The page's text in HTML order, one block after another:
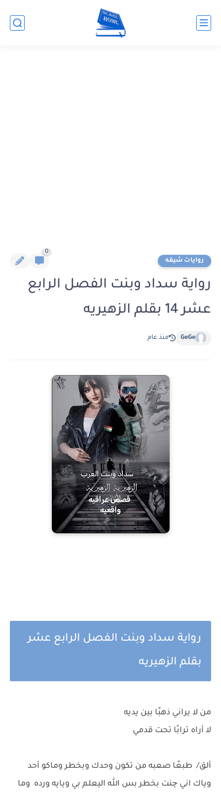
روايات شيقه
0
رواية سداد وبنت الفصل الرابع
عشر 14 بقلم الزهيريه
GeGe منذ عام
رواية سداد وبنت الفصل الرابع عشر
بقلم الزهيريه
من لا يراني ذهبًا بين يديه
لا أراه ترابًا تحت قدمي
ألق/ طبعًا صعبه من تكون وحدك وبخطر وماكو أحد
وياك اني چنت بخطر بس الله اليعلم بي ويايه ورده وما